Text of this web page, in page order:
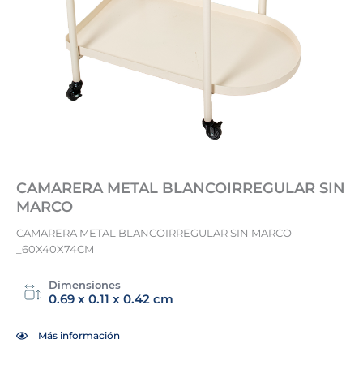
CAMARERA METAL BLANCOIRREGULAR SIN
MARCO
CAMARERA METAL BLANCOIRREGULAR SIN MARCO
_60X40X74CM
Dimensiones
0.69 x 0.11 x 0.42 cm
Más información